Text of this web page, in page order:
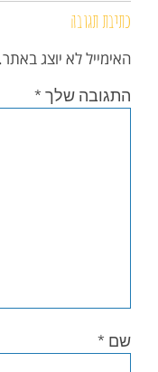
כתיבת תגובה
האימייל לא יוצג באתר.
התגובה שלך *
שם *